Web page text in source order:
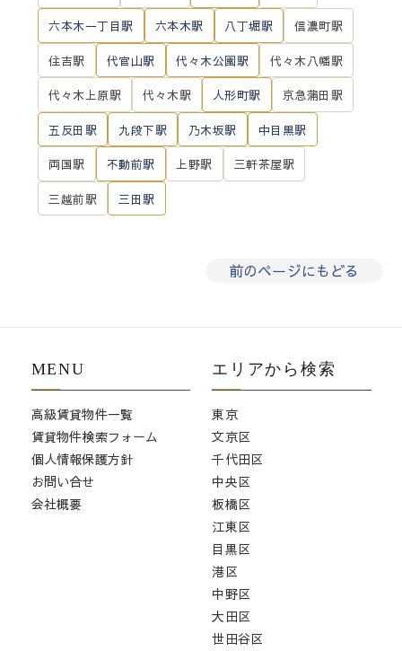
六本木一丁目駅 六本木駅 八丁堀駅 信濃町駅
住吉駅 代官山駅 代々木公園駅 代々木八幡駅
代々木上原駅 代々木駅 人形町駅 京急蒲田駅
五反田駅 九段下駅 乃木坂駅 中目黒駅
両国駅 不動前駅 上野駅 三軒茶屋駅
三越前駅 三田駅
前のページにもどる
MENU
高級賃貸物件一覧
賃貸物件検索フォーム
個人情報保護方針
お問い合せ
会社概要
エリアから検索
東京
文京区
千代田区
中央区
板橋区
江東区
目黒区
港区
中野区
大田区
世田谷区